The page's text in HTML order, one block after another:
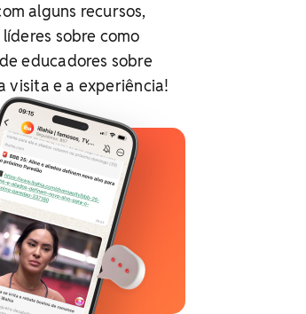
alguns recursos,
sobre como
educadores sobre
visita e a experiência!